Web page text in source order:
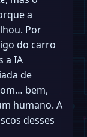
a
Por
do carro
a IA
de
bem,
humano. A
desses